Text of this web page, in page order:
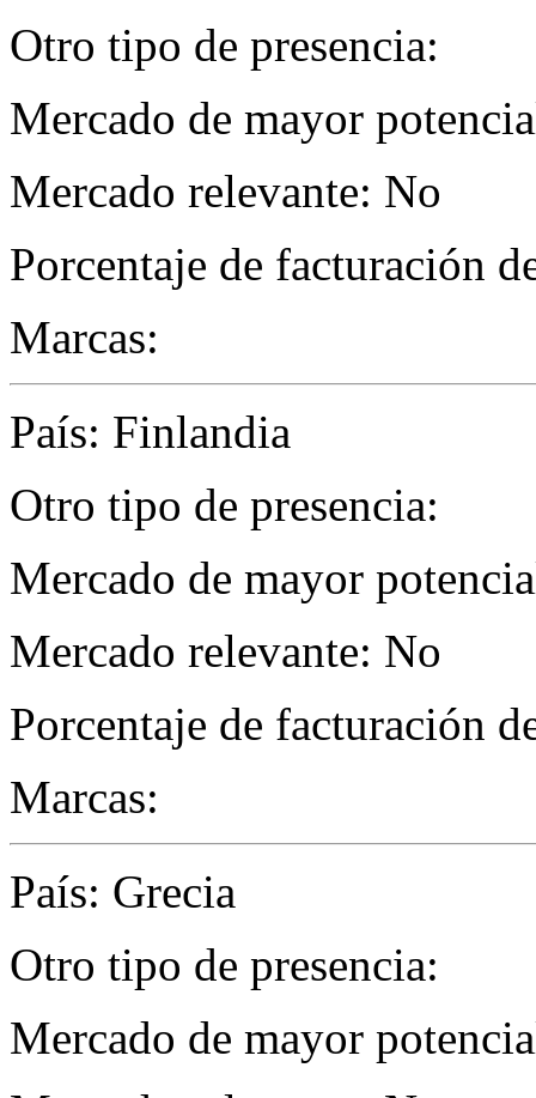
Otro tipo de presencia:
Mercado de mayor
Mercado relevante: No
Porcentaje de facturación
Marcas:
País: Finlandia
Otro tipo de presencia:
Mercado de mayor
Mercado relevante: No
Porcentaje de facturación
Marcas:
País: Grecia
Otro tipo de presencia:
Mercado de mayor